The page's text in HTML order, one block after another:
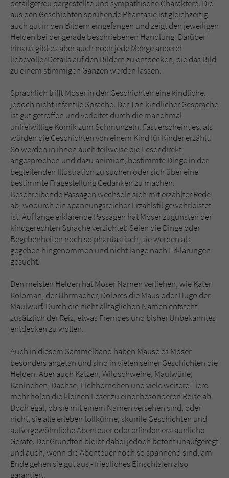
detailgetreu dargestellte und sympathische Charaktere. Die
aus den Geschichten sprühende Phantasie ist gleichzeitig
auch gut in den Bildern eingefangen und zeigt den jeweiligen
Helden bei der gerade beschriebenen Handlung. Darüber
hinaus gibt es aber auch noch jede Menge anderer
liebevoller Details auf den Bildern zu entdecken, die das Bild
zu einem stimmigen Ganzen werden lassen.
Sprachlich trifft Moser in den Geschichten eine kindliche,
jedoch nicht infantile Sprache. Der Ton kindlicher Gespräche
ist gut getroffen und verleitet durch die manchmal
unfreiwillige Komik zum Schmunzeln. Fast erscheint es, als
würden die Geschichten von einem Kind für Kinder erzählt.
So werden in ihnen auch teilweise die Leser direkt
angesprochen und dazu animiert, bestimmte Dinge in der
begleitenden Illustration zu suchen oder sich über eine
bestimmte Fragestellung Gedanken zu machen.
Beschreibende Passagen wechseln sich mit erzählter Rede
ab, wodurch ein spannungsreicher Erzählstil gewährleistet
ist. Auf lange erklärende Passagen hat Moser zugunsten der
kindgerechten Sprache verzichtet: Seien die Dinge oder
Begebenheiten noch so phantastisch, sie werden als
gegeben hingenommen und nicht lange nach Erklärungen
gesucht.
Den meisten Helden hat Moser Namen verliehen, wie Kater
Koloman, der Uhrmacher, Dolores die Maus oder Hugo der
Maulwurf. Durch die nicht alltäglichen Namen entsteht
zusätzlich der Reiz, etwas Fremdes und bisher Unbekanntes
entdecken zu wollen.
Auch in diesem Sammelband haben Mäuse es Moser
besonders angetan und sind in vielen seiner Geschichten die
Helden. Aber auch Katzen, Wildschweine, Maulwürfe,
Kaninchen, Dachse, Eichhörnchen und viele weitere Tiere
mehr holen die kleinen Leser zu einer besonderen Reise ab.
Doch egal, ob sie mit einem Namen versehen sind, oder
nicht, sie alle erleben tollkühne, skurrile Geschichten und
außergewöhnliche Abenteuer oder erfinden erstaunliche
Geräte. Der Grundton bleibt dabei jedoch betont unaufgeregt
und auch, wenn die Abenteuer noch so spannend sind, am
Ende gehen sie gut aus - friedliches Einschlafen also
garantiert.